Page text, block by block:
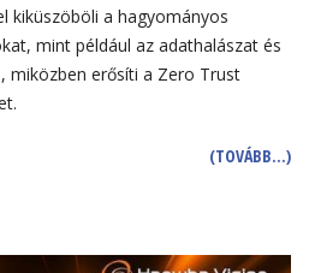
kiküszöböli a hagyományos
mint például az adathalászat és
miközben erősíti a Zero Trust
(TOVÁBB…)